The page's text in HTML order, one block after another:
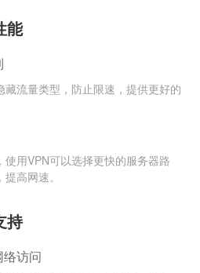
能
藏流量类型，防止限速，提供更好的
使用VPN可以选择更快的服务器路
高网速。
持
访问